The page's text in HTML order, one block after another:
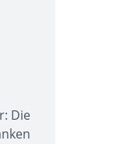
Die